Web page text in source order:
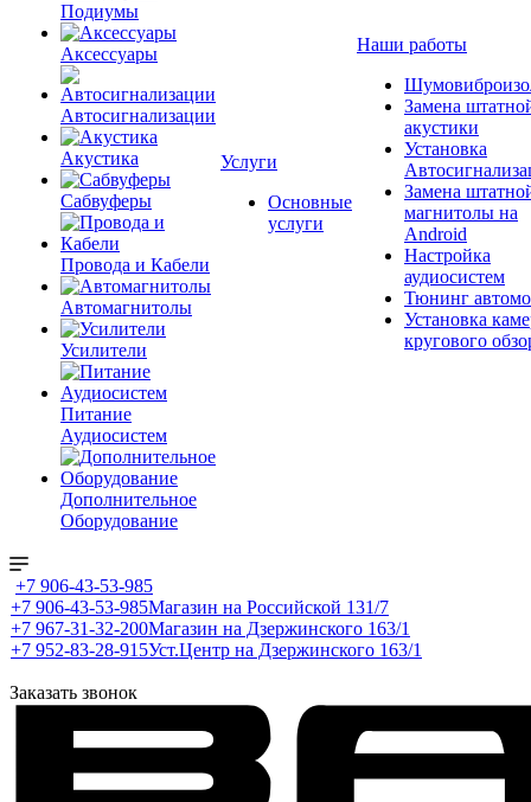
Подиумы
Аксессуары
Автосигнализации
Акустика
Сабвуферы
Провода и Кабели
Автомагнитолы
Усилители
Питание
Аудиосистем
Дополнительное
Оборудование
Услуги
Основные
услуги
Наши работы
Замена
акустики
Установка
Замена
магнитолы на
Android
Настройка
аудиосистем
Тюнинг
Установка
кругового
+7 906-43-53-985
+7 906-43-53-985Магазин на Российской 131/7
+7 967-31-32-200Магазин на Дзержинского 163/1
+7 952-83-28-915Уст.Центр на Дзержинского 163/1
Заказать звонок